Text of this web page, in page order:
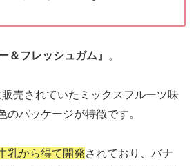
＆フレッシュガム』 。
売されていたミックスフルーツ味
のパッケージが特徴です。
乳から得て開発されており、バナ